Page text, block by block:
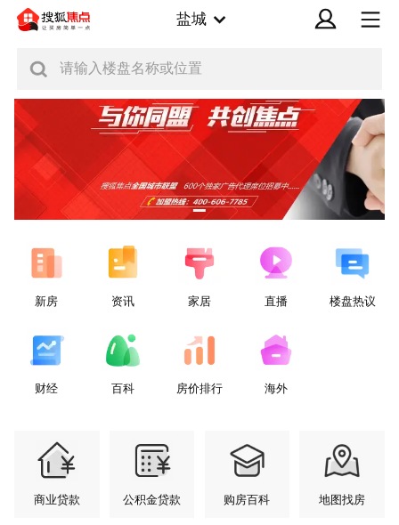
盐城
请输入楼盘名称或位置
新房 资讯 家居 直播 楼盘热议
财经 百科 房价排行 海外
商业贷款 公积金贷款 购房百科 地图找房